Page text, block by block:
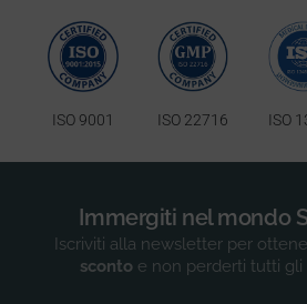
ISO 9001 ISO 22716 ISO
Immergiti nel mondo
Iscriviti alla newsletter per
scontoe non perderti tutti gli